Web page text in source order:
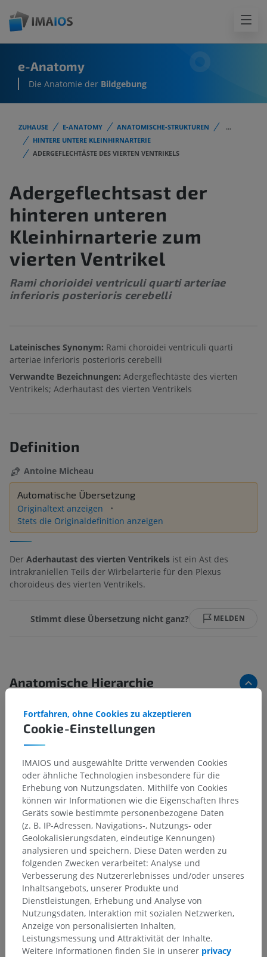
e-Anatomy
Die Anatomie der Bildgebung
ZUHAUSE E-ANATOMY ANATOMISCHE-STRUKTUREN
...
HINTERE UNTERE KLEINHIRNARTERIE
ADERGEFLECHTÄSTE DES VIERTEN VENTRIKELS
Adergeflechtsast der
hinteren unteren
Kleinhirnarterie zum
vierten Ventrikel
Rami chorioidei ventriculi quarti arteriae
inferioris posterioris cerebelli
Lateinisches Synonym: Rami choroidei ventriculi quarti
arteriae inferioris posterioris cerebelli
Verwandte Bezeichnungen: Adergeflechtäste des vierten
Ventrikels; Aderhautast des vierten Ventrikels
Definition
Antoine Micheau
Automatische Übersetzung
Originaltext anzeigen
Stets die Originaldefinition anzeigen
Der Aderhautast des vierten Ventrikels ist ein Ast des
intrakraniellen Teils der Wirbelarterie für den Plexus
choroideus des vierten Ventrikels.
Stimmt diese Übersetzung nicht ganz? MELDEN
Anatomische Hierarchie
Anatomie des Menschen 2
Anatomie des Menschen 1
Anatomie des Menschen
Zentraler Abschnitt; Zentralnervensystem>
Zerebrospinale Blutgefäße> Hirnblutgefäße>
Wirbelarterie> Intrakranieller Teil>
Hintere untere Kleinhirnarterie>
Adergeflechtäste des vierten Ventrikels
Darunterliegende Strukturen:Für dieses anatomische
Teil gibt es keine zugehörigen Strukturen
Cookie-Einstellungen
Fortfahren, ohne Cookies zu akzeptieren
IMAIOS und ausgewählte Dritte verwenden Cookies
oder ähnliche Technologien insbesondere für die
Erhebung von Nutzungsdaten. Mithilfe von Cookies
können wir Informationen wie die Eigenschaften Ihres
Geräts sowie bestimmte personenbezogene Daten
(z. B. IP-Adressen, Navigations-, Nutzungs- oder
Geolokalisierungsdaten, eindeutige Kennungen)
analysieren und speichern. Diese Daten werden zu
folgenden Zwecken verarbeitet: Analyse und
Verbesserung des Nutzererlebnisses und/oder unseres
Inhaltsangebots, unserer Produkte und
Dienstleistungen, Erhebung und Analyse von
Nutzungsdaten, Interaktion mit sozialen Netzwerken,
Anzeige von personalisierten Inhalten,
Leistungsmessung und Attraktivität der Inhalte.
Weitere Informationen finden Sie in unserer privacy